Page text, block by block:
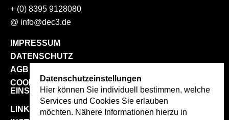
Datenschutzeinstellungen
Hier können Sie individuell bestimmen, welche
Services und Cookies Sie erlauben
möchten. Nähere Informationen hierzu in
+ (0) 8395 9128080
@ info@dec3.de
IMPRESSUM
DATENSCHUTZ
AGB
COOKIE
EINSTELLUNGEN
LINKEDIN